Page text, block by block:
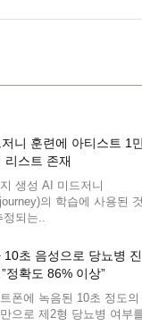
저니 훈련에 아티스트 1
리스트 존재
생성 AI 미드저니
의 학습에 사용된
정되는..
10초 음성으로 당뇨병 진
정확도 86% 이상”
폰에 녹음된 10초 정도의
으로 제2형 당뇨병 여부